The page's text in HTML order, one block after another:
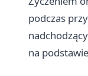
podczas
na